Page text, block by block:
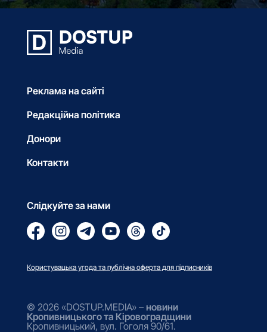
Реклама на сайті
Редакційна політика
Донори
Контакти
Слідкуйте за нами
Користувацька угода та публічна оферта для підписників
© 2026 «DOSTUP.MEDIA» – новини
Кропивницького та Кіровоградщини
Кропивницький, вул. Гоголя 90/61.